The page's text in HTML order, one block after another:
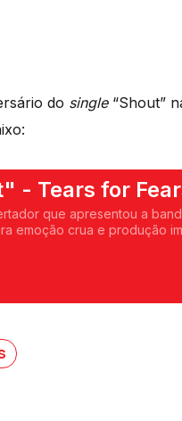
do single “Shout”
- Tears for
que apresentou a